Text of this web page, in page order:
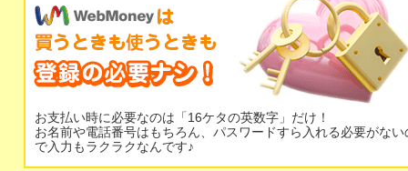
お支払い時に必要なのは「16ケタの英数字」だけ！
お名前や電話番号はもちろん、パスワードすら入れる必要がない
で入力もラクラクなんです♪